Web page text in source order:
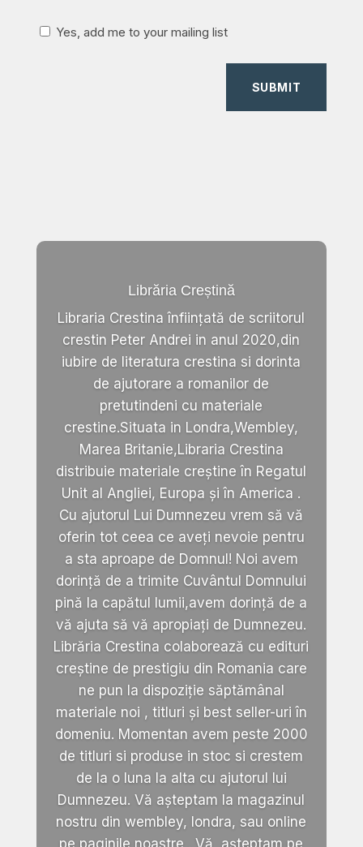
Yes, add me to your mailing list
SUBMIT
Librăria Creștină
Libraria Crestina înființată de scriitorul
crestin Peter Andrei in anul 2020,din
iubire de literatura crestina si dorinta
de ajutorare a romanilor de
pretutindeni cu materiale
crestine.Situata in Londra,Wembley,
Marea Britanie,Libraria Crestina
distribuie materiale creștine în Regatul
Unit al Angliei, Europa și în America .
Cu ajutorul Lui Dumnezeu vrem să vă
oferin tot ceea ce aveți nevoie pentru
a sta aproape de Domnul! Noi avem
dorință de a trimite Cuvântul Domnului
pină la capătul lumii,avem dorință de a
vă ajuta să vă apropiați de Dumnezeu.
Librăria Crestina colaborează cu edituri
creștine de prestigiu din Romania care
ne pun la dispoziție săptămânal
materiale noi , titluri și best seller-uri în
domeniu. Momentan avem peste 2000
de titluri si produse in stoc si crestem
de la o luna la alta cu ajutorul lui
Dumnezeu. Vă așteptam la magazinul
nostru din wembley, londra, sau online
pe paginile noastre . Vă așteptam pe